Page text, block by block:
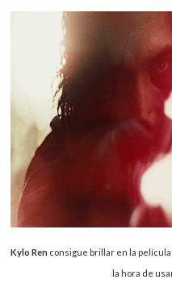
Kylo Ren consigue brillar en la
la hora de